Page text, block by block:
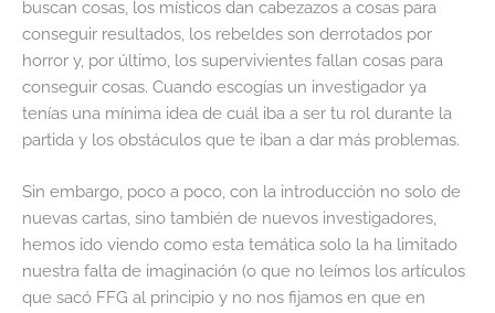
buscan cosas, los místicos dan cabezazos a cosas para
conseguir resultados, los rebeldes son derrotados por
horror y, por último, los supervivientes fallan cosas para
conseguir cosas. Cuando escogías un investigador ya
tenías una mínima idea de cuál iba a ser tu rol durante la
partida y los obstáculos que te iban a dar más problemas.
Sin embargo, poco a poco, con la introducción no solo de
nuevas cartas, sino también de nuevos investigadores,
hemos ido viendo como esta temática solo la ha limitado
nuestra falta de imaginación (o que no leímos los artículos
que sacó FFG al principio y no nos fijamos en que en